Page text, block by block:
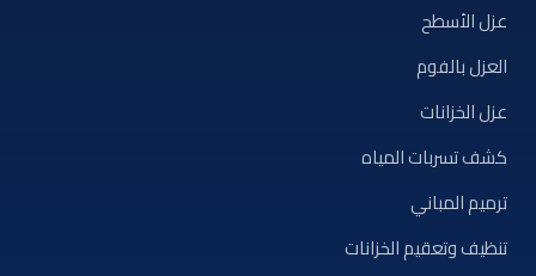
عزل الأسطح
العزل بالفوم
عزل الخزانات
كشف تسربات المياه
ترميم المباني
تنظيف وتعقيم الخزانات